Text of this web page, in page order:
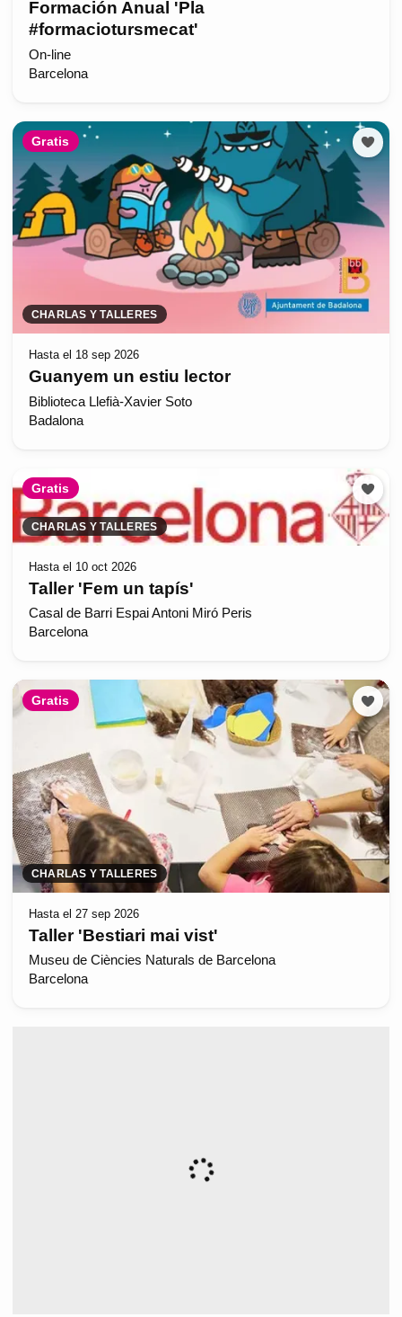
Formación Anual 'Pla
#formaciotursmecat'
On-line
Barcelona
Gratis
CHARLAS Y TALLERES
Hasta el 18 sep 2026
Guanyem un estiu lector
Biblioteca Llefià-Xavier Soto
Badalona
Gratis
CHARLAS Y TALLERES
Hasta el 10 oct 2026
Taller 'Fem un tapís'
Casal de Barri Espai Antoni Miró Peris
Barcelona
Gratis
CHARLAS Y TALLERES
Hasta el 27 sep 2026
Taller 'Bestiari mai vist'
Museu de Ciències Naturals de Barcelona
Barcelona